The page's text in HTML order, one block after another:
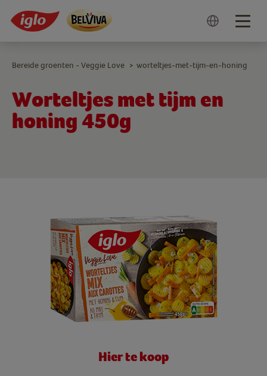
Worteltjes met tijm en
honing 450g
Bereide groenten - Veggie Love > worteltjes-met-tijm-en-honing
Hier te koop